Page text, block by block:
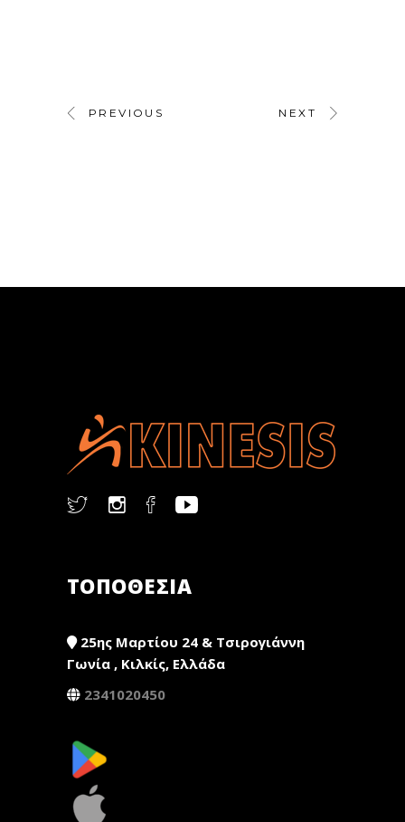
PREVIOUS NEXT
ΤΟΠΟΘΕΣΙΑ
25ης Μαρτίου 24 & Τσιρογιάννη
Γωνία , Κιλκίς, Ελλάδα
2341020450